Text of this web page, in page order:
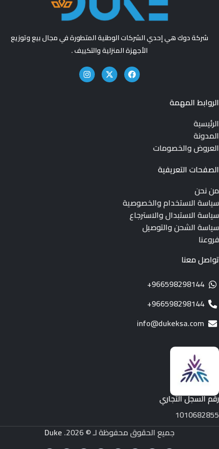
شركة دوك هي إحدي الشركات الوطنية المتطورة في مجال بيع وتوزيع
الأجهزة المنزلية والتكييف .
الروابط المهمة
الرئيسية
المدونة
العروض والخصومات
الصفحات التعريفية
من نحن
سياسة الاستخدام والخصوصية
سياسة الاستبدال والاسترجاع
سياسة الشحن والتوصيل
فروعنا
تواصل معنا
966598298144+
966598298144+
info@dukeksa.com
رقم السجل التجاري
1010682855
جميع الحقوق محفوظة لـ © 2026.
Duke